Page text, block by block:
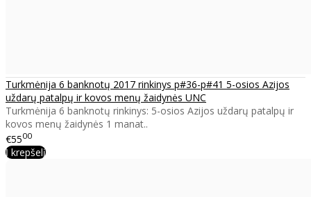
Turkmėnija 6 banknotų 2017 rinkinys p#36-p#41 5-osios Azijos
uždarų patalpų ir kovos menų žaidynės UNC
Turkmėnija 6 banknotų rinkinys: 5-osios Azijos uždarų patalpų ir
kovos menų žaidynės 1 manat..
€5500
Į krepšelį